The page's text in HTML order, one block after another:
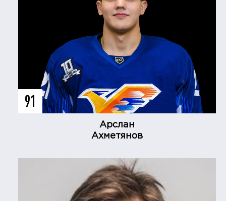
91
Арслан
Ахметянов